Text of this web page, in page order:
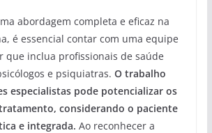
abordagem completa e eficaz na
é essencial contar com uma equipe
que inclua profissionais de saúde
e psiquiatras. O trabalho
especialistas pode potencializar os
considerando o paciente
e integrada. Ao reconhecer a